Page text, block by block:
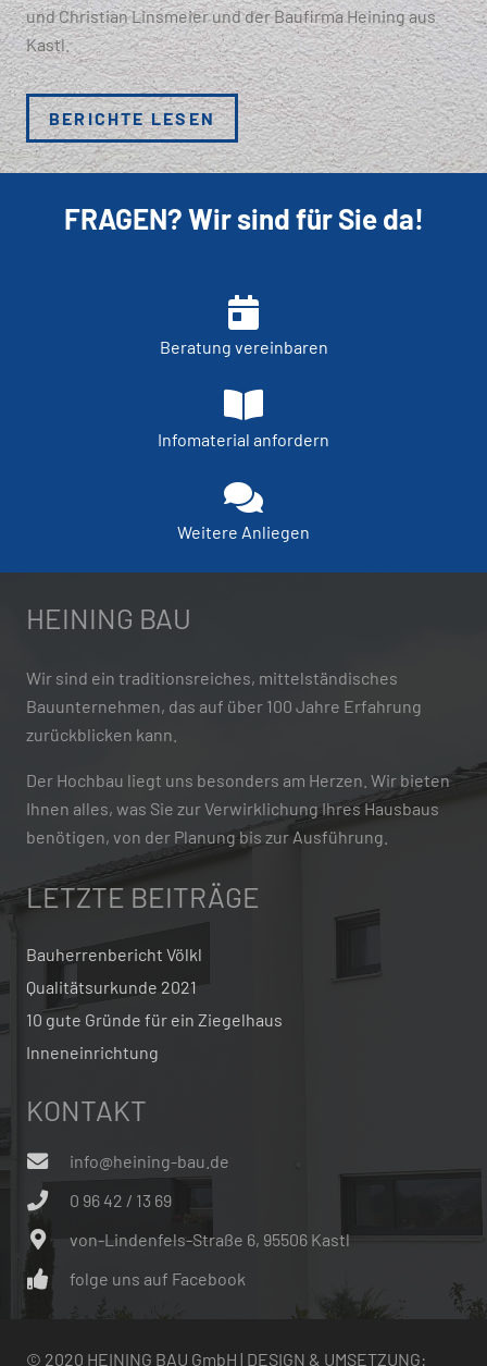
und Christian Linsmeier und der Baufirma Heining aus
Kastl.
BERICHTE LESEN
FRAGEN? Wir sind für Sie da!
Beratung vereinbaren
Infomaterial anfordern
Weitere Anliegen
HEINING BAU
Wir sind ein traditionsreiches, mittelständisches
Bauunternehmen, das auf über 100 Jahre Erfahrung
zurückblicken kann.
Der Hochbau liegt uns besonders am Herzen. Wir bieten
Ihnen alles, was Sie zur Verwirklichung Ihres Hausbaus
benötigen, von der Planung bis zur Ausführung.
LETZTE BEITRÄGE
Bauherrenbericht Völkl
Qualitätsurkunde 2021
10 gute Gründe für ein Ziegelhaus
Inneneinrichtung
KONTAKT
info@heining-bau.de
0 96 42 / 13 69
von-Lindenfels-Straße 6, 95506 Kastl
folge uns auf Facebook
© 2020 HEINING BAU GmbH | DESIGN & UMSETZUNG: